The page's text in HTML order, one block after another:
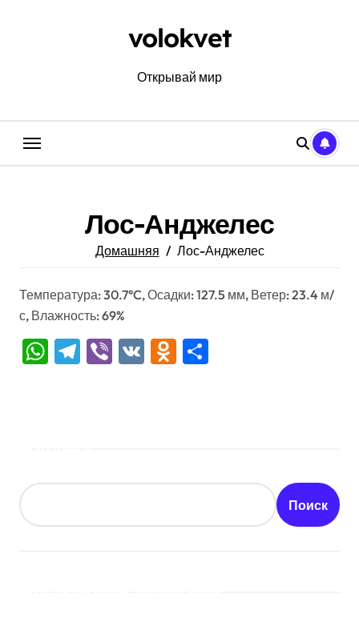
volokvet
Открывай мир
Лос-Анджелес
Домашняя Лос-Анджелес
Температура: 30.7°C, Осадки: 127.5 мм, Ветер: 23.4 м/
с, Влажность: 69%
WhatsApp
Telegram
Viber
VK Odnoklassniki
Поиск